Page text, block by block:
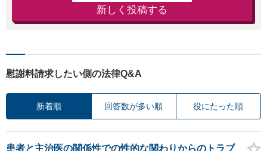
新しく投稿する
慰謝料請求したい側の法律Q&A
新着順 回答数が多い順 役にたった順
患者と主治医の関係性での性的な関わりからのトラブ